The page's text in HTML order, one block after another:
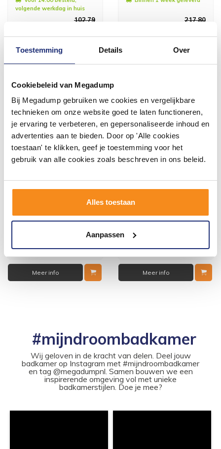
Toestemming Details Over
Cookiebeleid van Megadump
Bij Megadump gebruiken we cookies en vergelijkbare
technieken om onze website goed te laten functioneren,
je ervaring te verbeteren, en gepersonaliseerde inhoud en
advertenties aan te bieden. Door op 'Alle cookies
toestaan' te klikken, geef je toestemming voor het
gebruik van alle cookies zoals beschreven in ons beleid.
Alles toestaan
Aanpassen
volgende werkdag in huis
102,79 217,80
volgende werkdag in huis
217,20
Meer info
10 Mm Glas Met Nano
volgende werkdag in huis
Meer info
#mijndroombadkamer
Wij geloven in de kracht van delen. Deel jouw
badkamer op Instagram met #mijndroombadkamer
en tag @megadumpnl. Samen bouwen we een
inspirerende omgeving vol met unieke
badkamerstijlen. Doe je mee?